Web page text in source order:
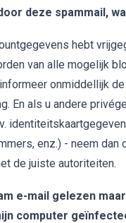
deze spammail,
hebt
van alle mogelijk
onmiddellijk
En als u andere
enz.) - neem dan
de juiste autoriteiten.
e-mail gelezen
computer